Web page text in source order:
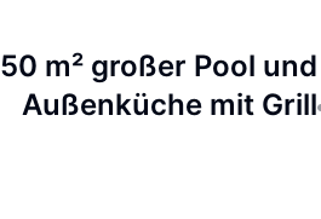
50 m² großer Pool und
Außenküche mit Grill